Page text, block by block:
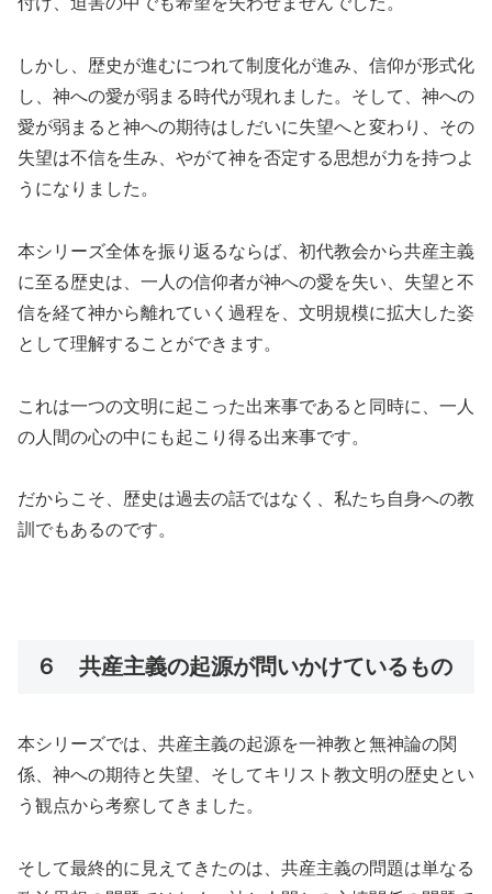
しかし、歴史が進むにつれて制度化が進み、信仰が形式化
し、神への愛が弱まる時代が現れました。そして、神への
愛が弱まると神への期待はしだいに失望へと変わり、その
失望は不信を生み、やがて神を否定する思想が力を持つよ
うになりました。
本シリーズ全体を振り返るならば、初代教会から共産主義
に至る歴史は、一人の信仰者が神への愛を失い、失望と不
信を経て神から離れていく過程を、文明規模に拡大した姿
として理解することができます。
これは一つの文明に起こった出来事であると同時に、一人
の人間の心の中にも起こり得る出来事です。
だからこそ、歴史は過去の話ではなく、私たち自身への教
訓でもあるのです。
６ 共産主義の起源が問いかけているもの
本シリーズでは、共産主義の起源を一神教と無神論の関
係、神への期待と失望、そしてキリスト教文明の歴史とい
う観点から考察してきました。
そして最終的に見えてきたのは、共産主義の問題は単なる